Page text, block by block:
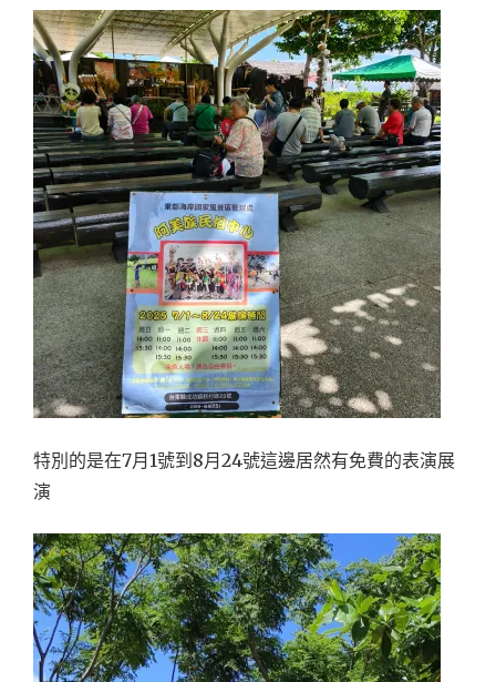
特別的是在7月1號到8月24號這邊居然有免費的表演展
演